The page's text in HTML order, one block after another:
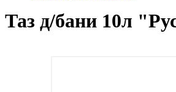
Таз д/бани 10л